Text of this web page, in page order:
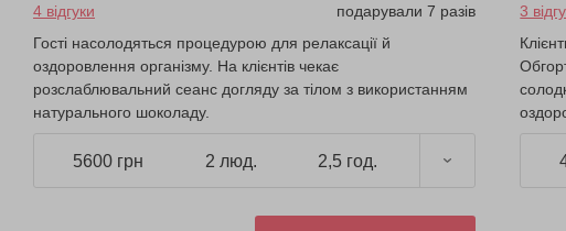
4 відгуки
подарували 7 разів
Гості насолодяться процедурою для релаксації й
оздоровлення організму. На клієнтів чекає
розслаблювальний сеанс догляду за тілом з використанням
натурального шоколаду.
5600 грн 2 люд. 2,5 год.
3